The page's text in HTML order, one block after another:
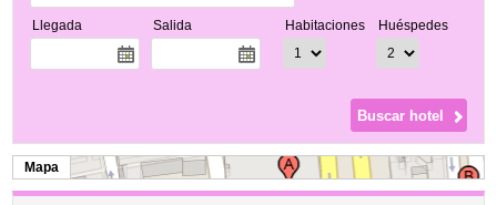
Llegada Salida Habitaciones Huéspedes
Mapa